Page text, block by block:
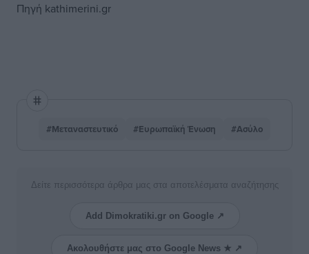
Πηγή kathimerini.gr
#Μεταναστευτικό #Ευρωπαϊκή Ένωση #Ασύλο
Δείτε περισσότερα άρθρα μας στα αποτελέσματα αναζήτησης
Add Dimokratiki.gr on Google ↗
Ακολουθήστε μας στο Google News ★ ↗